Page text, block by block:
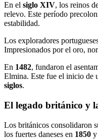
En el siglo XIV, los reinos
relevo. Este período
estabilidad.
Los exploradores
Impresionados por el oro,
En 1482, fundaron el
Elmina. Este fue el inicio de
siglos.
El legado británico y
Los británicos consolidaron
los fuertes daneses en 1850 y